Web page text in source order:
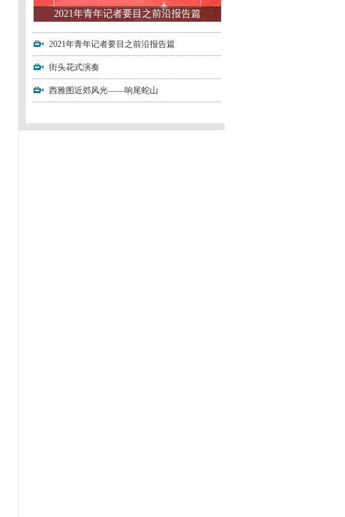
2021年青年记者要目之前沿报告篇
2021年青年记者要目之前沿报告篇
街头花式演奏
西雅图近郊风光——响尾蛇山